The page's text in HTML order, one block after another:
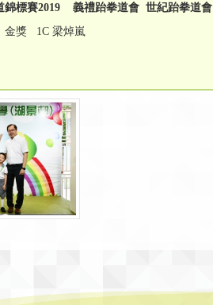
錦標賽2019 義禮跆拳道會 世紀跆拳道會
獎 1C 梁焯嵐